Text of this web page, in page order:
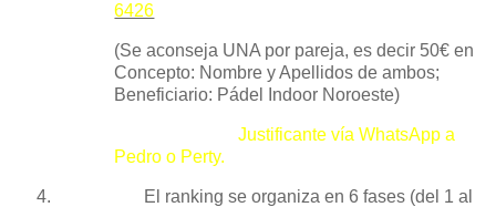
6426
(Se aconseja UNA por pareja, es decir 50€ en
Concepto: Nombre y Apellidos de ambos;
Beneficiario: Pádel Indoor Noroeste)
Justificante vía WhatsApp a
Pedro o Perty.
4.
El ranking se organiza en 6 fases (del 1 al